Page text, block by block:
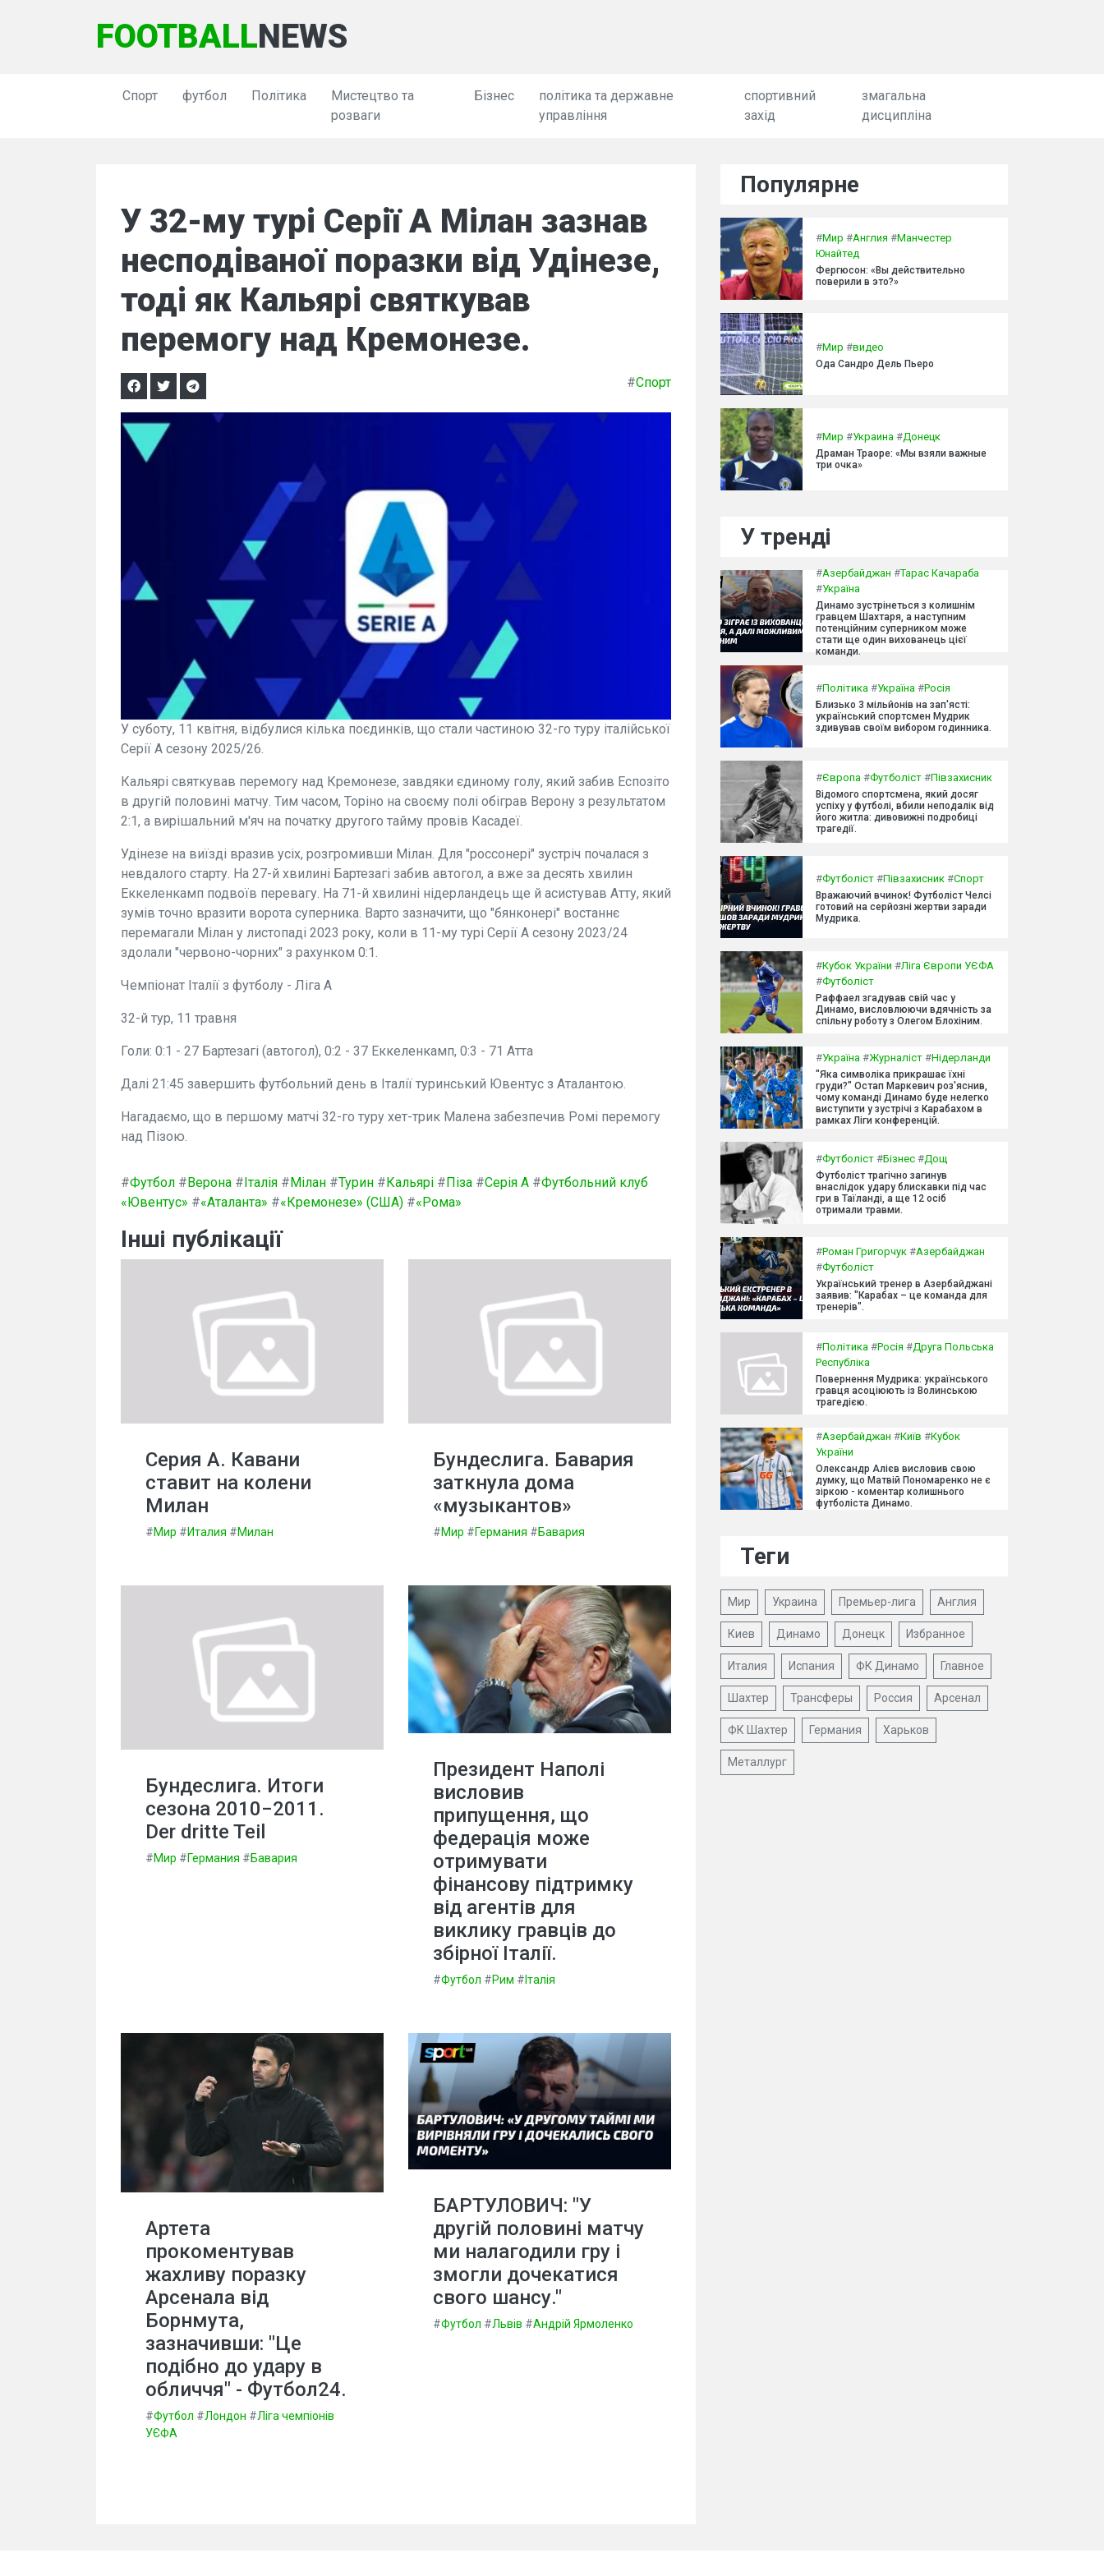
FOOTBALLNEWS
Спорт футбол Політика
Мистецтво та
розваги
Бізнес
політика та державне
управління
спортивний
захід
змагальна
дисципліна
У 32-му турі Серії А Мілан зазнав
несподіваної поразки від Удінезе,
тоді як Кальярі святкував
перемогу над Кремонезе.
#Спорт
У суботу, 11 квітня, відбулися кілька поєдинків, що стали частиною 32-го туру італійської
Серії А сезону 2025/26.
Кальярі святкував перемогу над Кремонезе, завдяки єдиному голу, який забив Еспозіто
в другій половині матчу. Тим часом, Торіно на своєму полі обіграв Верону з результатом
2:1, а вирішальний м'яч на початку другого тайму провів Касадеї.
Удінезе на виїзді вразив усіх, розгромивши Мілан. Для "россонері" зустріч почалася з
невдалого старту. На 27-й хвилині Бартезагі забив автогол, а вже за десять хвилин
Еккеленкамп подвоїв перевагу. На 71-й хвилині нідерландець ще й асистував Атту, який
зумів точно вразити ворота суперника. Варто зазначити, що "бянконері" востаннє
перемагали Мілан у листопаді 2023 року, коли в 11-му турі Серії А сезону 2023/24
здолали "червоно-чорних" з рахунком 0:1.
Чемпіонат Італії з футболу - Ліга А
32-й тур, 11 травня
Голи: 0:1 - 27 Бартезагі (автогол), 0:2 - 37 Еккеленкамп, 0:3 - 71 Атта
Далі 21:45 завершить футбольний день в Італії туринський Ювентус з Аталантою.
Нагадаємо, що в першому матчі 32-го туру хет-трик Малена забезпечив Ромі перемогу
над Пізою.
#Футбол # Верона # Італія # Мілан #Турин # Кальярі # Піза #Серія А #Футбольний клуб
«Ювентус» #«Аталанта» #«Кремонезе» (США) #«Рома»
Інші публікації
Серия А. Кавани
ставит на колени
Милан
#Мир #Италия #Милан
Бундеслига. Бавария
заткнула дома
«музыкантов»
#Мир #Германия #Бавария
Бундеслига. Итоги
сезона 2010−2011.
Der dritte Teil
#Мир #Германия #Бавария
Президент Наполі
висловив
припущення, що
федерація може
отримувати
фінансову підтримку
від агентів для
виклику гравців до
збірної Італії.
#Футбол #Рим #Італія
Артета
прокоментував
жахливу поразку
Арсенала від
Борнмута,
зазначивши: "Це
подібно до удару в
обличчя" - Футбол24.
#Футбол #Лондон #Ліга чемпіонів
УЄФА
БАРТУЛОВИЧ: "У
другій половині матчу
ми налагодили гру і
змогли дочекатися
свого шансу."
#Футбол #Львів #Андрій Ярмоленко
Популярне
#Мир #Англия #Манчестер
Юнайтед
Фергюсон: «Вы действительно
поверили в это?»
#Мир #видео
Ода Сандро Дель Пьеро
#Мир #Украина #Донецк
Драман Траоре: «Мы взяли важные
три очка»
У тренді
#Азербайджан #Тарас Качараба
#Україна
Динамо зустрінеться з колишнім
гравцем Шахтаря, а наступним
потенційним суперником може
стати ще один вихованець цієї
команди.
#Політика #Україна #Росія
Близько 3 мільйонів на зап'ясті:
український спортсмен Мудрик
здивував своїм вибором годинника.
#Європа #Футболіст #Півзахисник
Відомого спортсмена, який досяг
успіху у футболі, вбили неподалік від
його житла: дивовижні подробиці
трагедії.
#Футболіст #Півзахисник #Спорт
Вражаючий вчинок! Футболіст Челсі
готовий на серйозні жертви заради
Мудрика.
#Кубок України #Ліга Європи УЄФА
#Футболіст
Раффаел згадував свій час у
Динамо, висловлюючи вдячність за
спільну роботу з Олегом Блохіним.
#Україна #Журналіст #Нідерланди
"Яка символіка прикрашає їхні
груди?" Остап Маркевич роз'яснив,
чому команді Динамо буде нелегко
виступити у зустрічі з Карабахом в
рамках Ліги конференцій.
#Футболіст #Бізнес #Дощ
Футболіст трагічно загинув
внаслідок удару блискавки під час
гри в Таїланді, а ще 12 осіб
отримали травми.
#Роман Григорчук #Азербайджан
#Футболіст
Український тренер в Азербайджані
заявив: "Карабах – це команда для
тренерів".
#Політика #Росія #Друга Польська
Республіка
Повернення Мудрика: українського
гравця асоціюють із Волинською
трагедією.
#Азербайджан #Київ #Кубок
України
Олександр Алієв висловив свою
думку, що Матвій Пономаренко не є
зіркою - коментар колишнього
футболіста Динамо.
Теги
Мир Украина Премьер-лига Англия
Киев Динамо Донецк Избранное
Италия Испания ФК Динамо Главное
Шахтер Трансферы Россия Арсенал
ФК Шахтер Германия Харьков
Металлург